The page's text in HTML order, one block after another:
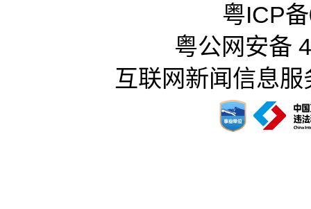
粤ICP
粤公网安备
互联网新闻信息